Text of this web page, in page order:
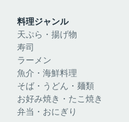
料理ジャンル
天ぷら・揚げ物
寿司
ラーメン
魚介・海鮮料理
そば・うどん・麺類
お好み焼き・たこ焼き
弁当・おにぎり